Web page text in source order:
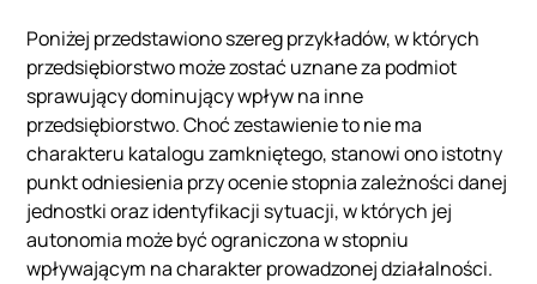
Poniżej przedstawiono szereg przykładów, w których
przedsiębiorstwo może zostać uznane za podmiot
sprawujący dominujący wpływ na inne
przedsiębiorstwo. Choć zestawienie to nie ma
charakteru katalogu zamkniętego, stanowi ono istotny
punkt odniesienia przy ocenie stopnia zależności danej
jednostki oraz identyfikacji sytuacji, w których jej
autonomia może być ograniczona w stopniu
wpływającym na charakter prowadzonej działalności.